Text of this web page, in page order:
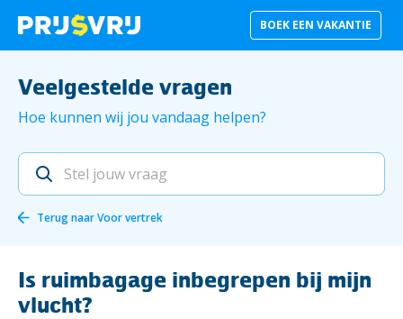
BOEK EEN VAKANTIE
Veelgestelde vragen
Hoe kunnen wij jou vandaag helpen?
Terug naarVoor vertrek
Is ruimbagage inbegrepen bij mijn
vlucht?